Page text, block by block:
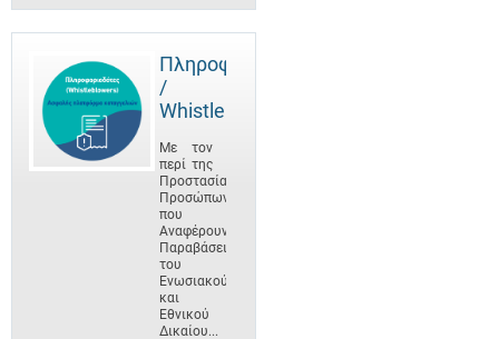
Πληροφοριοδότες
/
Whistleblowers
Με τον
περί της
Προστασίας
Προσώπων
που
Αναφέρουν
Παραβάσεις
του
Ενωσιακού
και
Εθνικού
Δικαίου...